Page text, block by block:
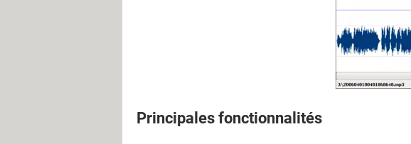
Principales fonctionnalités